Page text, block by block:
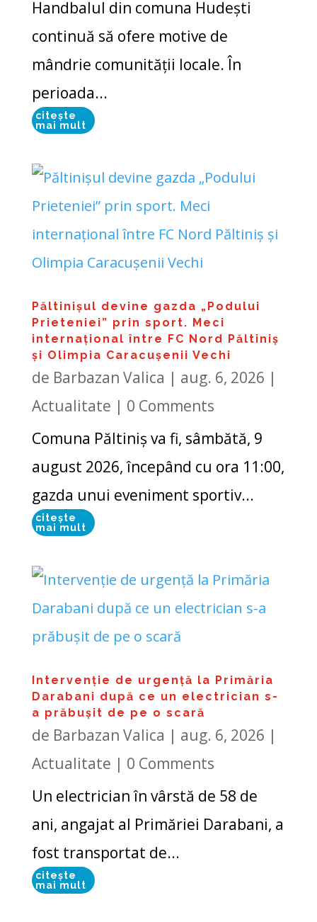
Handbalul din comuna Hudești
continuă să ofere motive de
mândrie comunității locale. În
perioada...
citește
mai mult
Păltinișul devine gazda „Podului
Prieteniei” prin sport. Meci
internațional între FC Nord Păltiniș
și Olimpia Caracușenii Vechi
de Barbazan Valica | aug. 6, 2026 |
Actualitate | 0 Comments
Comuna Păltiniș va fi, sâmbătă, 9
august 2026, începând cu ora 11:00,
gazda unui eveniment sportiv...
citește
mai mult
Intervenție de urgență la Primăria
Darabani după ce un electrician s-
a prăbușit de pe o scară
de Barbazan Valica | aug. 6, 2026 |
Actualitate | 0 Comments
Un electrician în vârstă de 58 de
ani, angajat al Primăriei Darabani, a
fost transportat de...
citește
mai mult